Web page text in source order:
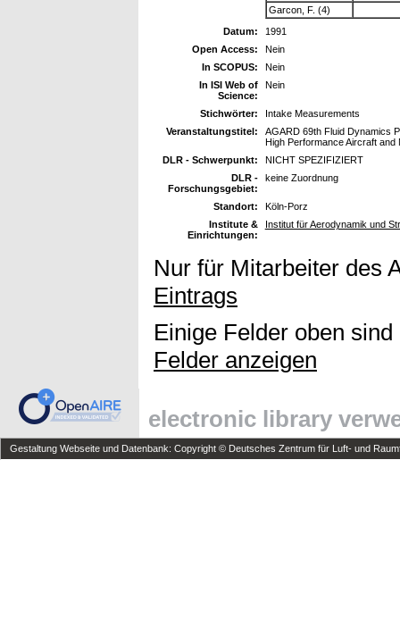
Garcon, F. (4)
Datum:
1991
Open Access:
Nein
In SCOPUS:
Nein
In ISI Web of
Science:
Nein
Stichwörter:
Intake Measurements
Veranstaltungstitel:
AGARD 69th Fluid Dynamics
High Performance Aircraft
DLR - Schwerpunkt:
NICHT SPEZIFIZIERT
DLR -
Forschungsgebiet:
keine Zuordnung
Standort:
Köln-Porz
Institute &
Einrichtungen:
Institut für Aerodynamik und
Nur für Mitarbeiter des
Eintrags
Einige Felder oben
Felder anzeigen
electronic library
Gestaltung Webseite und Datenbank: Copyright © Deutsches Zentrum für Luft- und